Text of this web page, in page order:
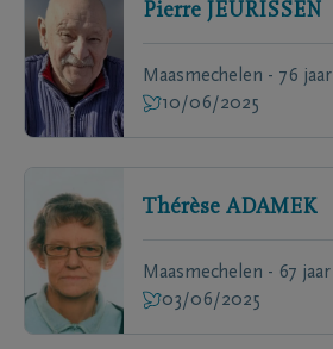
Pierre JEURISSEN
Maasmechelen - 76 jaar
10/06/2025
Thérèse ADAMEK
Maasmechelen - 67 jaar
03/06/2025